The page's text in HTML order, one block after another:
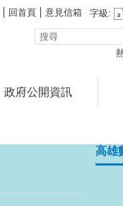
回首頁 意見信箱
字級:
政府公開資訊
高雄